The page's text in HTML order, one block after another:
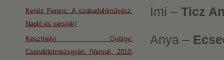
Imi – Ticz
Anya –
Kenéz Ferenc: A szabadulóművész.
Napló és vers(ek)
Keszthelyi György:
Csendéletmezsgyén. (Versek, 2010-